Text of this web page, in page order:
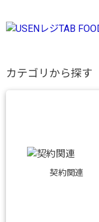
カテゴリから探す
契約関連